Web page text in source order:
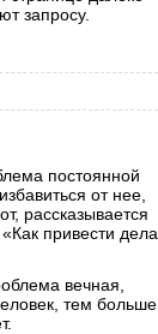
запросу.
постоянной
от нее,
рассказывается
привести дела
вечная,
тем больше